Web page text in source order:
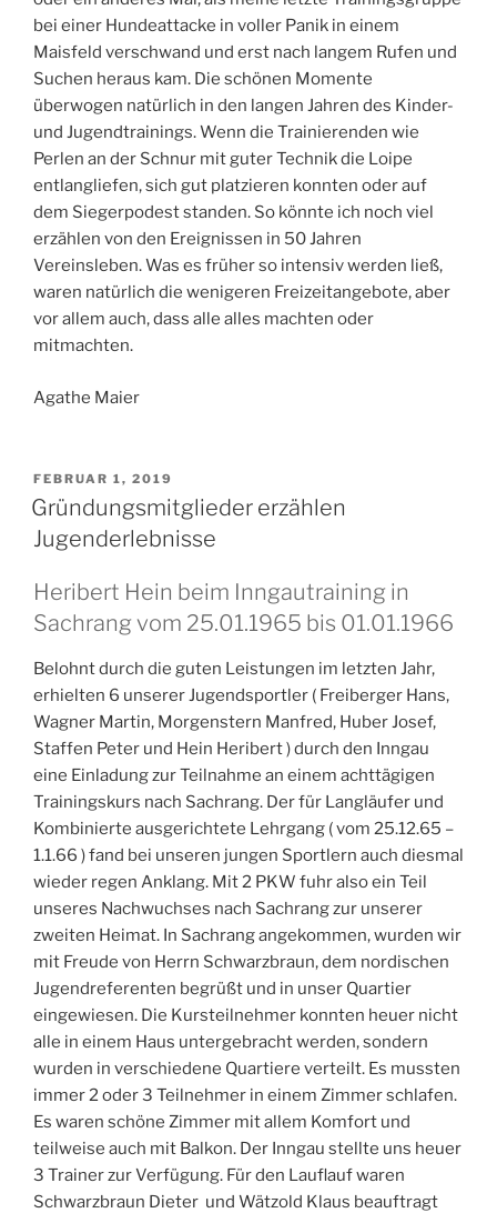
bei einer Hundeattacke in voller Panik in einem
Maisfeld verschwand und erst nach langem Rufen und
Suchen heraus kam. Die schönen Momente
überwogen natürlich in den langen Jahren des Kinder-
und Jugendtrainings. Wenn die Trainierenden wie
Perlen an der Schnur mit guter Technik die Loipe
entlangliefen, sich gut platzieren konnten oder auf
dem Siegerpodest standen. So könnte ich noch viel
erzählen von den Ereignissen in 50 Jahren
Vereinsleben. Was es früher so intensiv werden ließ,
waren natürlich die wenigeren Freizeitangebote, aber
vor allem auch, dass alle alles machten oder
mitmachten.
Agathe Maier
VERÖFFENTLICHT
AM
FEBRUAR 1, 2019
Gründungsmitglieder erzählen
Jugenderlebnisse
Heribert Hein beim Inngautraining in
Sachrang vom 25.01.1965 bis 01.01.1966
Belohnt durch die guten Leistungen im letzten Jahr,
erhielten 6 unserer Jugendsportler ( Freiberger Hans,
Wagner Martin, Morgenstern Manfred, Huber Josef,
Staffen Peter und Hein Heribert ) durch den Inngau
eine Einladung zur Teilnahme an einem achttägigen
Trainingskurs nach Sachrang. Der für Langläufer und
Kombinierte ausgerichtete Lehrgang ( vom 25.12.65 –
1.1.66 ) fand bei unseren jungen Sportlern auch diesmal
wieder regen Anklang. Mit 2 PKW fuhr also ein Teil
unseres Nachwuchses nach Sachrang zur unserer
zweiten Heimat. In Sachrang angekommen, wurden wir
mit Freude von Herrn Schwarzbraun, dem nordischen
Jugendreferenten begrüßt und in unser Quartier
eingewiesen. Die Kursteilnehmer konnten heuer nicht
alle in einem Haus untergebracht werden, sondern
wurden in verschiedene Quartiere verteilt. Es mussten
immer 2 oder 3 Teilnehmer in einem Zimmer schlafen.
Es waren schöne Zimmer mit allem Komfort und
teilweise auch mit Balkon. Der Inngau stellte uns heuer
3 Trainer zur Verfügung. Für den Lauflauf waren
Schwarzbraun Dieter und Wätzold Klaus beauftragt